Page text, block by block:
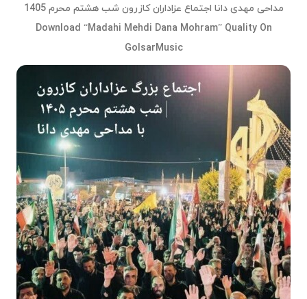
مداحی مهدی دانا اجتماع عزاداران کازرون شب هشتم محرم 1405
Download “Madahi Mehdi Dana Mohram” Quality On
GolsarMusic